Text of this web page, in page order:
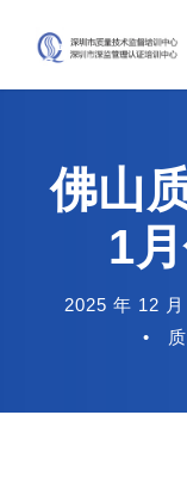
佛山
1
2025 年 12 月
•